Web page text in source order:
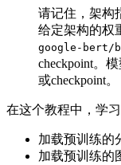
请记住，架构
给定架构的权
google-bert/
checkpoint。
或checkpoint。
在这个教程中，学习
加载预训练的
加载预训练的